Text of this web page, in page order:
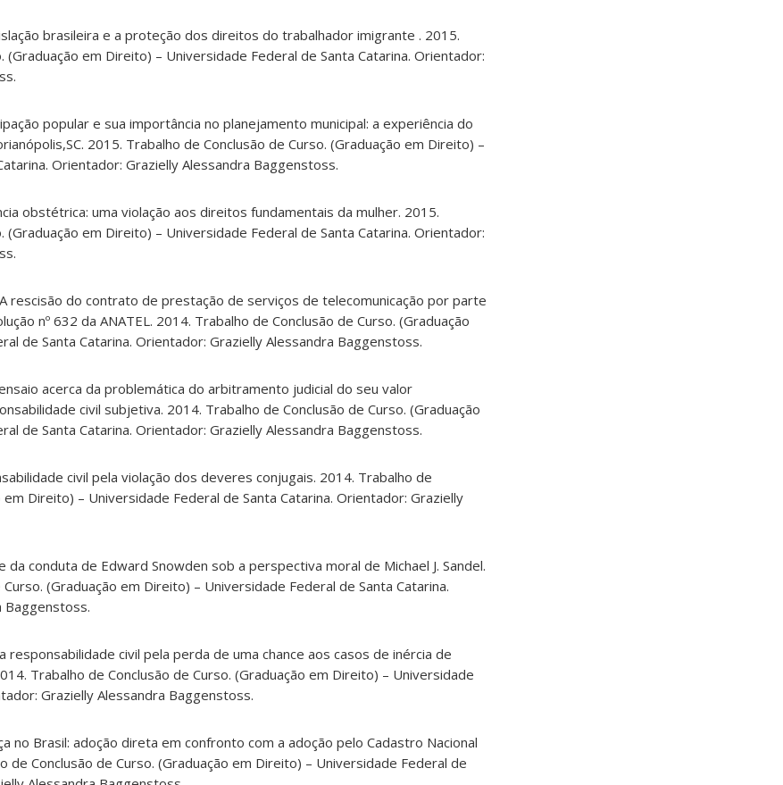
brasileira e a proteção dos direitos do trabalhador imigrante . 2015.
(Graduação em Direito) – Universidade Federal de Santa Catarina. Orientador:
popular e sua importância no planejamento municipal: a experiência do
2015. Trabalho de Conclusão de Curso. (Graduação em Direito) –
Orientador: Grazielly Alessandra Baggenstoss.
obstétrica: uma violação aos direitos fundamentais da mulher. 2015.
(Graduação em Direito) – Universidade Federal de Santa Catarina. Orientador:
A rescisão do contrato de prestação de serviços de telecomunicação por parte
nº 632 da ANATEL. 2014. Trabalho de Conclusão de Curso. (Graduação
de Santa Catarina. Orientador: Grazielly Alessandra Baggenstoss.
acerca da problemática do arbitramento judicial do seu valor
civil subjetiva. 2014. Trabalho de Conclusão de Curso. (Graduação
de Santa Catarina. Orientador: Grazielly Alessandra Baggenstoss.
civil pela violação dos deveres conjugais. 2014. Trabalho de
em Direito) – Universidade Federal de Santa Catarina. Orientador: Grazielly
da conduta de Edward Snowden sob a perspectiva moral de Michael J. Sandel.
(Graduação em Direito) – Universidade Federal de Santa Catarina.
Baggenstoss.
responsabilidade civil pela perda de uma chance aos casos de inércia de
Trabalho de Conclusão de Curso. (Graduação em Direito) – Universidade
Grazielly Alessandra Baggenstoss.
no Brasil: adoção direta em confronto com a adoção pelo Cadastro Nacional
de Conclusão de Curso. (Graduação em Direito) – Universidade Federal de